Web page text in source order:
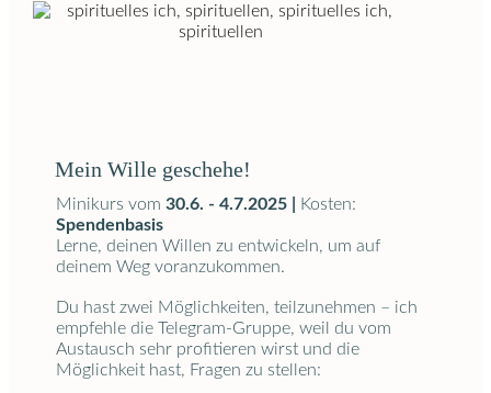
Mein Wille geschehe!
Minikurs vom 30.6. - 4.7.2025 |
Kosten:
Spendenbasis
Lerne, deinen Willen zu entwickeln, um auf
deinem Weg voranzukommen.
Du hast zwei Möglichkeiten, teilzunehmen – ich
empfehle die Telegram-Gruppe, weil du vom
Austausch sehr profitieren wirst und die
Möglichkeit hast, Fragen zu stellen: